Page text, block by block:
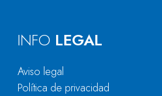
INFO LEGAL
Aviso legal
Política de privacidad